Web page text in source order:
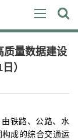
质量数据建设
）
铁路、公路、水
成的综合交通运